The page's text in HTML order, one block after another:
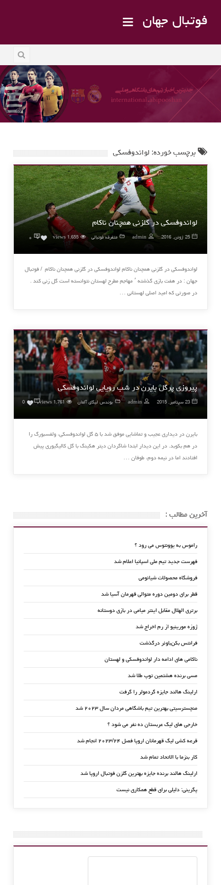
فوتبال جهان
برچسب خورده: لواندوفسکی
لواندوفسکی در گلزنی همچنان ناکام
25 ژوئن, 2016 admin متفرقه فوتبالی 1,655 views
0 ۰
لواندوفسکی در گلزنی همچنان ناکام لواندوفسکی در گلزنی همچنان ناکام / فوتبال
جهان : در هفت بازی گذشته ٬ مهاجم مطرح لهستان نتوانسته است گل زنی کند .
در صورتی که امید اصلی لهستانی …
پیروزی پرگل بایرن در شب رویایی لواندوفسکی
23 سپتامبر, 2015 admin بوندس لیگای آلمان 1,761 views
0 ۰
بایرن در دیداری عجیب و تماشایی موفق شد با ۵ گل لواندوفسکی، ولفسبورگ را
در هم بکوبد. در این دیدار ابتدا شاگردان دیتر هکینگ با گل کالیگیوری پیش
افتادند اما در نیمه دوم، طوفان …
آخرین مطالب :
راموس به یوونتوس می رود ؟
فهرست جدید تیم ملی اسپانیا اعلام شد
فروشگاه محصولات شیائومی
قطر برای دومین دوره متوالی قهرمان آسیا شد
برتری الهلال مقابل اینتر میامی در بازی دوستانه
ژوزه مورینیو از رم اخراج شد
فرانتس بکن‌باوئر درگذشت
ناکامی های ادامه دار لواندوفسکی و لهستان
مسی برنده هشتمین توپ طلا شد
ارلینگ هالند جایزه گردمولر را گرفت
منچسترسیتی بهترین تیم باشگاهی مردان سال ۲۰۲۳ شد
خارجی های لیگ عربستان ده نفر می شود ؟
قرعه کشی لیگ قهرمانان اروپا فصل ۲۰۲۳/۲۴ انجام شد
کار بنزما با الاتحاد تمام شد
ارلینگ هالند برنده جایزه بهترین گلزن فوتبال اروپا شد
پگرینی: دلیلی برای قطع همکاری نیست